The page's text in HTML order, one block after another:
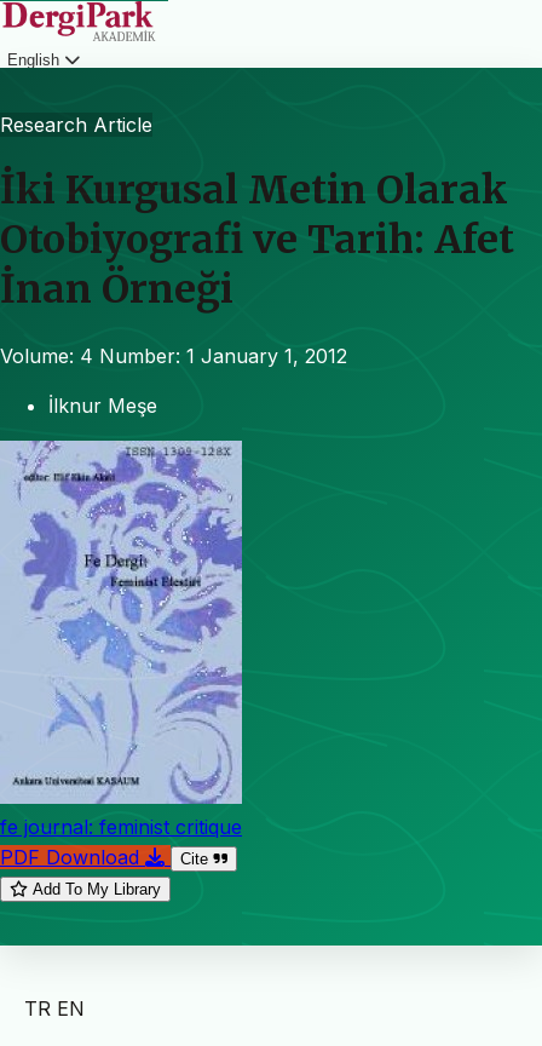
English
Research Article
İki Kurgusal Metin Olarak
Otobiyografi ve Tarih: Afet
İnan Örneği
Volume: 4 Number: 1 January 1, 2012
İlknur Meşe
fe journal: feminist critique
PDF Download
Cite
Add To My Library
TR EN